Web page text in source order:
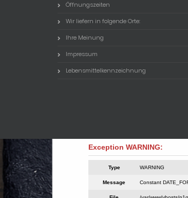
Öffnungszeiten
Wir liefern in folgende Orte:
Ihre Meinung
Impressum
Lebensmittelkennzeichnung
Exception WARNING:
Type WARNING
Message Constant